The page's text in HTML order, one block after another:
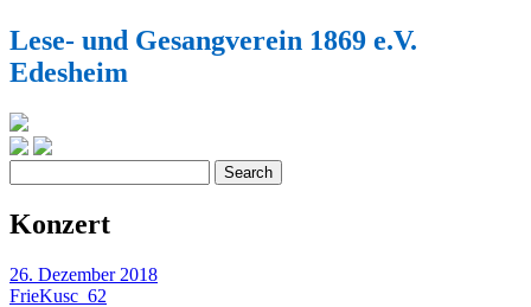
Lese- und Gesangverein 1869 e.V.
Edesheim
Search
Konzert
26. Dezember 2018
FrieKusc_62